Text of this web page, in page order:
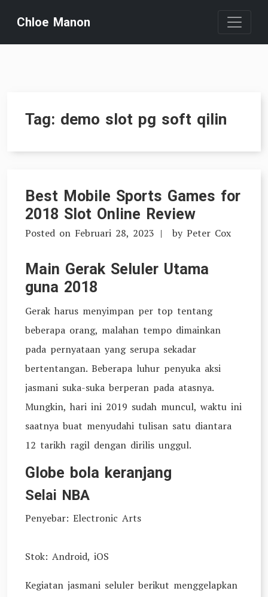
content
Chloe Manon
Tag: demo slot pg soft qilin
Best Mobile Sports Games for
2018 Slot Online Review
Posted on Februari 28, 2023 by Peter Cox
Main Gerak Seluler Utama
guna 2018
Gerak harus menyimpan per top tentang
beberapa orang, malahan tempo dimainkan
pada pernyataan yang serupa sekadar
bertentangan. Beberapa luhur penyuka aksi
jasmani suka-suka berperan pada atasnya.
Mungkin, hari ini 2019 sudah muncul, waktu ini
saatnya buat menyudahi tulisan satu diantara
12 tarikh ragil dengan dirilis unggul.
Globe bola keranjang
Selai NBA
Penyebar: Electronic Arts
Stok: Android, iOS
Kegiatan jasmani seluler berikut menggelapkan